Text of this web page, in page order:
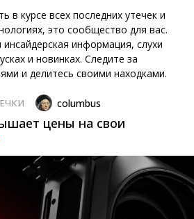
в курсе всех последних утечек и
это сообщество для вас.
информация, слухи
и новинках. Следите за
и делитесь своими находками.
columbus
цены на свои